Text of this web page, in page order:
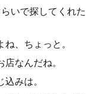
いで探してくれた
、ちょっと。
なんだね。
みは。